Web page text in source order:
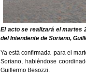
El acto se realizará el martes
del Intendente de Soriano,
Ya está confirmada para el
Soriano, habiéndose
Guillermo Besozzi.